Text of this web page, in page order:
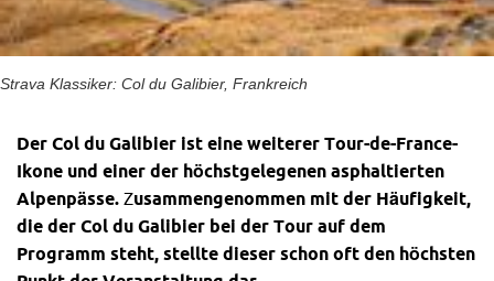
Strava Klassiker: Col du Galibier, Frankreich
Der Col du Galibier ist eine weiterer Tour-de-France-
Ikone und einer der höchstgelegenen asphaltierten
Alpenpässe. Zusammengenommen mit der Häufigkeit,
die der Col du Galibier bei der Tour auf dem
Programm steht, stellte dieser schon oft den höchsten